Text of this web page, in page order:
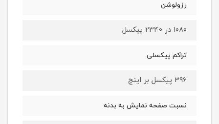
رزولوشن
1080 در 2340 پیکسل
تراکم پیکسلی
396 پیکسل بر اینچ
نسبت صفحه نمایش به بدنه